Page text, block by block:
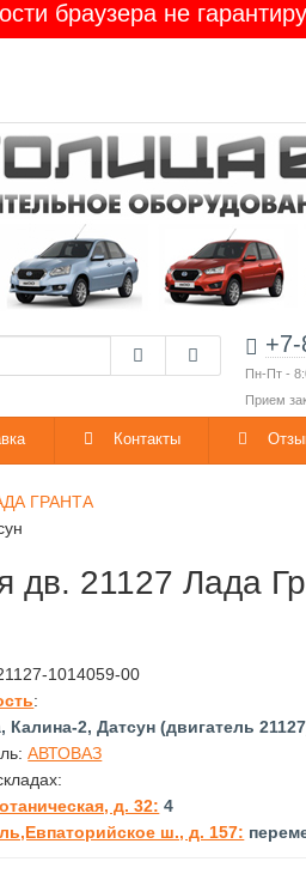
браузера не
Пн-Пт -
Прием
Контакты
ГРАНТА
дв. 21127 Лада
1014059-00
:
Калина-2, Датсун (двигатель
АВТОВАЗ
д. 32: 4
ш., д. 157: